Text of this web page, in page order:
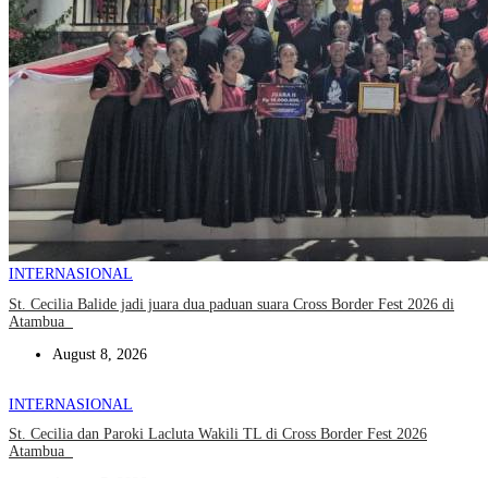
INTERNASIONAL
St. Cecilia Balide jadi juara dua paduan suara Cross Border Fest 2026 di
Atambua
August 8, 2026
INTERNASIONAL
St. Cecilia dan Paroki Lacluta Wakili TL di Cross Border Fest 2026
Atambua